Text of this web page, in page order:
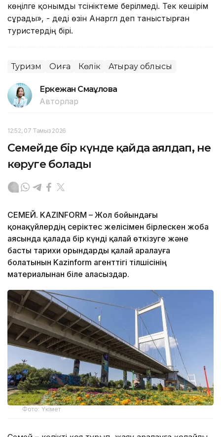
көңілге қонымды түсініктеме берілмеді. Тек кешірім
сұрады», - деді өзін Анаргүл деп таныстырған
туристердің бірі.
Туризм Оқиға Көлік Атырау облысы
Еркежан Смағұлова
Авторлар
12:52, 07 Тамыз 2026
Семейде бір күнде қайда аялдап, не
көруге болады
СЕМЕЙ. KAZINFORM – Жол бойындағы
қонақүйлердің серіктес желісімен бірлескен жоба
аясында қалада бір күнді қалай өткізуге және
басты тарихи орындарды қалай аралауға
болатынын Kazinform агенттігі тілшісінің
материалынан біле аласыздар.
Фото: Үкімет